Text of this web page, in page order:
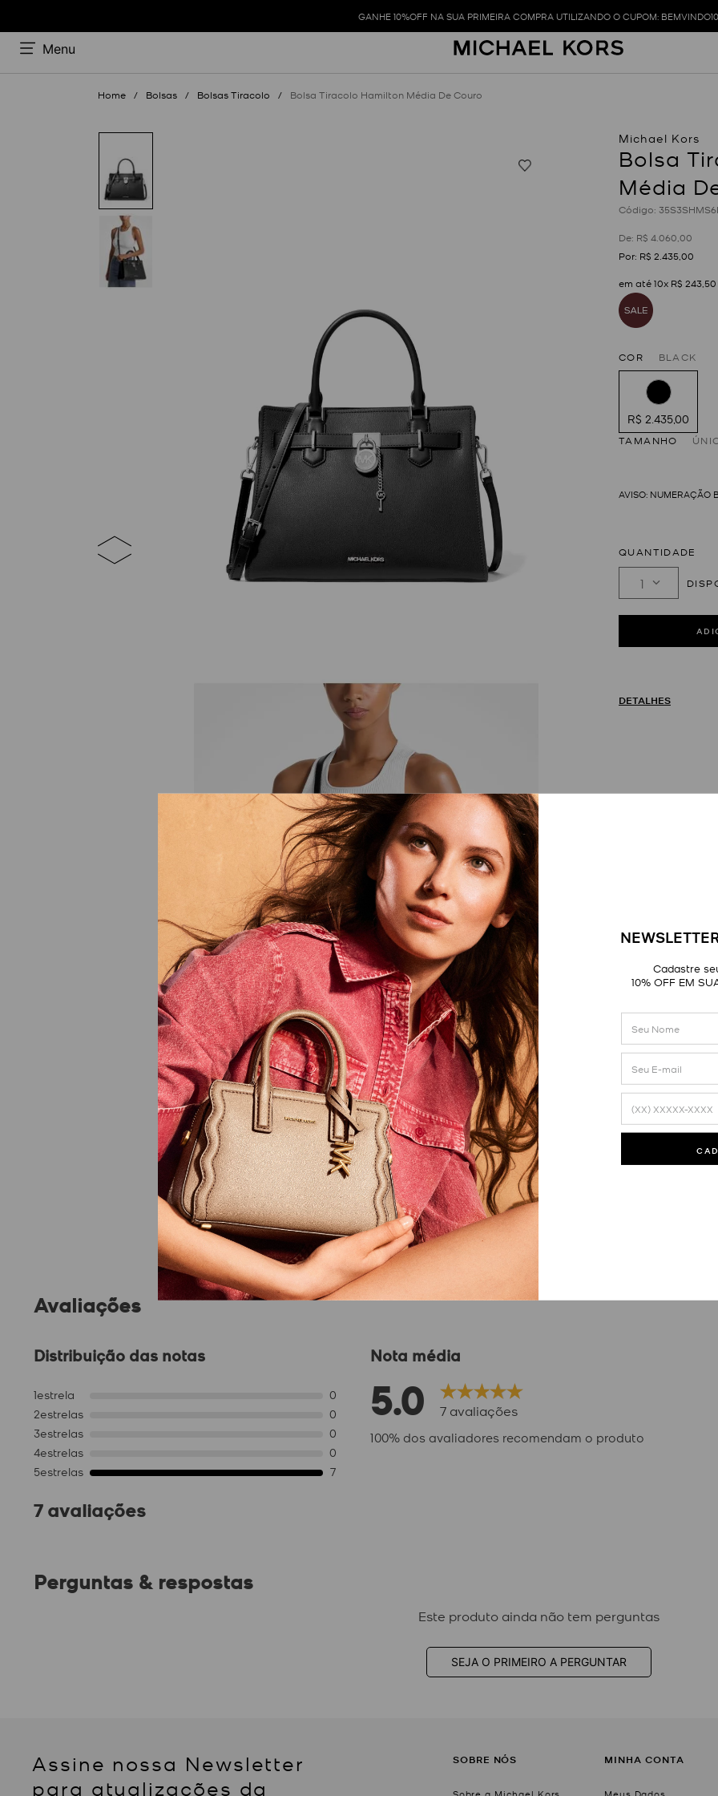
Cadastre
10% OFF EM
GANHE 10%OFF NA SUA PRIMEIRA COMPRA UTILIZANDO O CUPOM: BEMVINDO10
Menu
Bolsas Bolsas Tiracolo Bolsa Tiracolo Hamilton Média De Couro
Bolsa
Média
:
R$ 4060 00
R$ 2 43500
em até10x R$ 243 50
COR BLACK
R$ 2.435,00
TAMANHO
QUANTIDADE
1
DETALHES
Avaliações
Distribuição das notas
1estrela
0
2estrelas
0
3estrelas
0
4estrelas
0
5estrelas 7
Nota média
5.0 7 avaliações
100% dos avaliadores recomendam o produto
7 avaliações
Perguntas & respostas
Este produto ainda não tem perguntas
SEJA O PRIMEIRO A PERGUNTAR
Assine nossa Newsletter
para atualizações da
SOBRE NÓS
Sobre a Michael Kors
MINHA CONTA
Meus Dados